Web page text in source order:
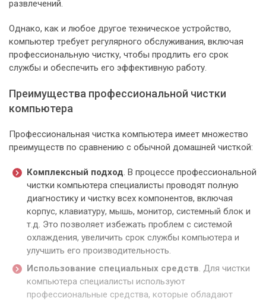
развлечений.
Однако, как и любое другое техническое устройство,
компьютер требует регулярного обслуживания, включая
профессиональную чистку, чтобы продлить его срок
службы и обеспечить его эффективную работу.
Преимущества профессиональной чистки
компьютера
Профессиональная чистка компьютера имеет множество
преимуществ по сравнению с обычной домашней чисткой:
Комплексный подход. В процессе профессиональной
чистки компьютера специалисты проводят полную
диагностику и чистку всех компонентов, включая
корпус, клавиатуру, мышь, монитор, системный блок и
т.д. Это позволяет избежать проблем с системой
охлаждения, увеличить срок службы компьютера и
улучшить его производительность.
Использование специальных средств . Для чистки
компьютера специалисты используют
профессиональные средства, которые обладают